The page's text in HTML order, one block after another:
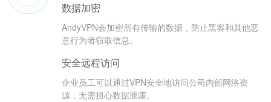
数据加密
AndyVPN会加密所有传输的数据，防止黑客和其他恶
意行为者窃取信息。
安全远程访问
企业员工可以通过VPN安全地访问公司内部网络资
源，无需担心数据泄露。